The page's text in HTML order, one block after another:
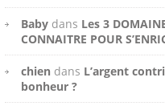
Baby dans Les 3
CONNAITRE POUR
chien dans L’argent
bonheur ?